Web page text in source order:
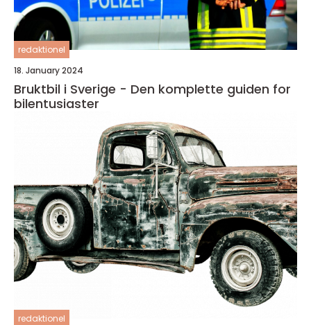
redaktionel
18. January 2024
Bruktbil i Sverige - Den komplette guiden for
bilentusiaster
redaktionel